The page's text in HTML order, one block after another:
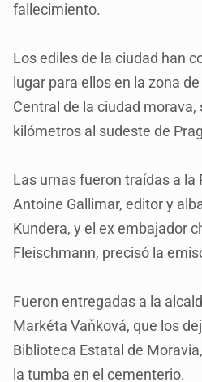
fallecimiento.
Los ediles de la ciudad han
lugar para ellos en la zona
Central de la ciudad morava,
kilómetros al sudeste de
Las urnas fueron traídas a la
Antoine Gallimar, editor y
Kundera, y el ex embajador
Fleischmann, precisó la
Fueron entregadas a la
Markéta Vaňková, que los
Biblioteca Estatal de
la tumba en el cementerio.